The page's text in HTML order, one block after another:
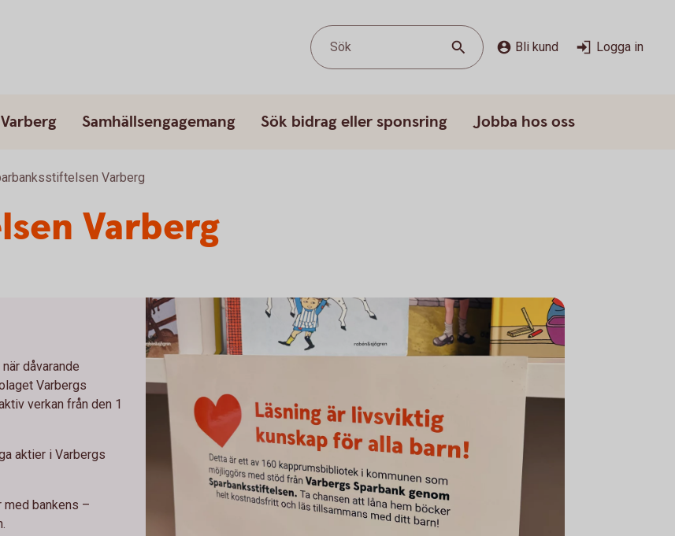
Sök Bli kund Logga in
Samhällsengagemang Sök bidrag eller sponsring Jobba hos oss
Varberg
Varberg
dåvarande
Varbergs
verkan från den 1
aktier i Varbergs
bankens –